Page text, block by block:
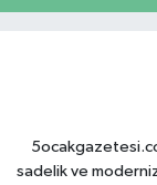
sadelik ve